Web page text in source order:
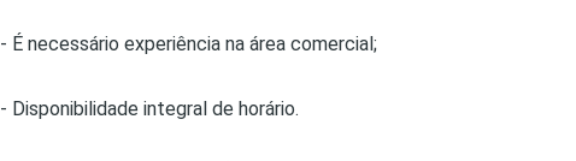
- É necessário experiência na área comercial;
- Disponibilidade integral de horário.